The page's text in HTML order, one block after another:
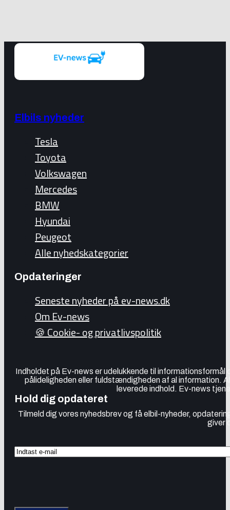
Elbils nyheder
Tesla
Toyota
Volkswagen
Mercedes
BMW
Hyundai
Peugeot
Alle nyhedskategorier
Opdateringer
Seneste nyheder på ev-news.dk
Om Ev-news
🍪 Cookie- og privatlivspolitik
Indholdet på Ev-news er udelukkende til
pålideligheden eller fuldstændigheden af al information.
leverede indhold. Ev-news
Hold dig opdateret
Tilmeld dig vores nyhedsbrev og få elbil-nyheder,
giver